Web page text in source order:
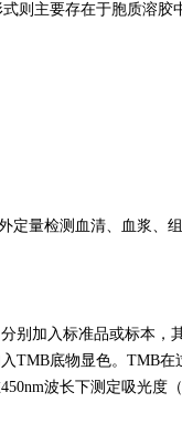
则主要存在于胞质溶胶
定量检测血清、血浆、
别加入标准品或标本
TMB底物显色。TMB
波长下测定吸光度